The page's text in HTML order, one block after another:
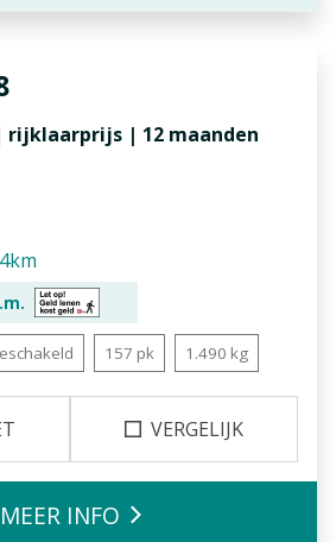
rijklaarprijs | 12 maanden
157 pk 1.490 kg
VERGELIJK
MEER INFO